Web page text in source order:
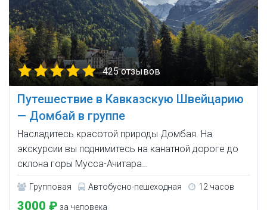
425 отзывов
Путешествие в Кавказскую Швейцарию
— Домбай в группе
Насладитесь красотой природы Домбая. На
экскурсии вы поднимитесь на канатной дороге до
склона горы Мусса-Ачитара…
Групповая Автобусно-пешеходная 12 часов
3000 ₽ за человека